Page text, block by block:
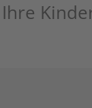
Ihre